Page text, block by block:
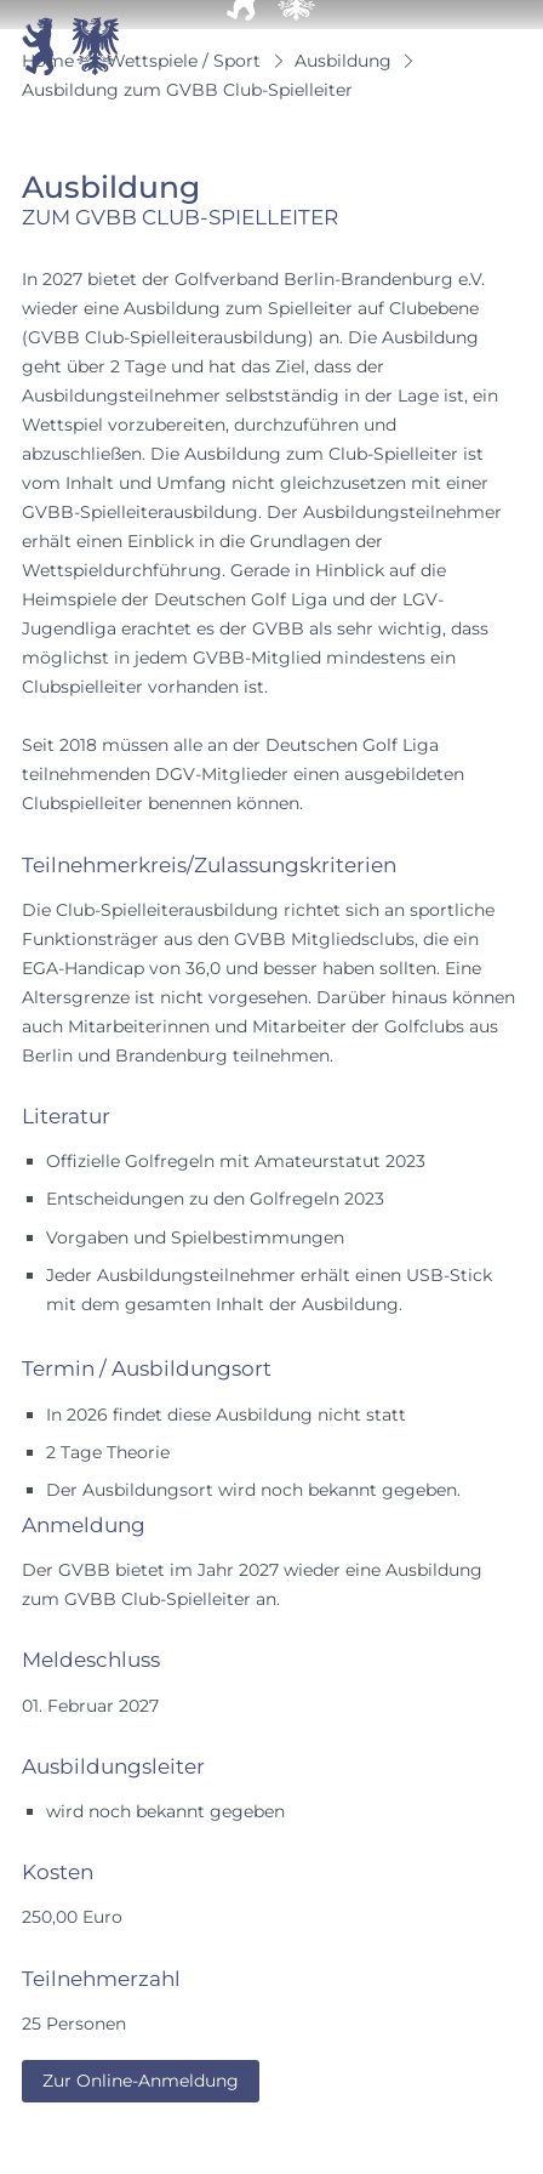
Home Wettspiele / Sport
Ausbildung
Ausbildung zum GVBB Club-Spielleiter
Ausbildung
ZUM GVBB CLUB-SPIELLEITER
In 2027 bietet der Golfverband Berlin-Brandenburg e.V.
wieder eine Ausbildung zum Spielleiter auf Clubebene
(GVBB Club-Spielleiterausbildung) an. Die Ausbildung
geht über 2 Tage und hat das Ziel, dass der
Ausbildungsteilnehmer selbstständig in der Lage ist, ein
Wettspiel vorzubereiten, durchzuführen und
abzuschließen. Die Ausbildung zum Club-Spielleiter ist
vom Inhalt und Umfang nicht gleichzusetzen mit einer
GVBB-Spielleiterausbildung. Der Ausbildungsteilnehmer
erhält einen Einblick in die Grundlagen der
Wettspieldurchführung. Gerade in Hinblick auf die
Heimspiele der Deutschen Golf Liga und der LGV-
Jugendliga erachtet es der GVBB als sehr wichtig, dass
möglichst in jedem GVBB-Mitglied mindestens ein
Clubspielleiter vorhanden ist.
Seit 2018 müssen alle an der Deutschen Golf Liga
teilnehmenden DGV-Mitglieder einen ausgebildeten
Clubspielleiter benennen können.
Teilnehmerkreis/Zulassungskriterien
Die Club-Spielleiterausbildung richtet sich an sportliche
Funktionsträger aus den GVBB Mitgliedsclubs, die ein
EGA-Handicap von 36,0 und besser haben sollten. Eine
Altersgrenze ist nicht vorgesehen. Darüber hinaus können
auch Mitarbeiterinnen und Mitarbeiter der Golfclubs aus
Berlin und Brandenburg teilnehmen.
Literatur
Offizielle Golfregeln mit Amateurstatut 2023
Entscheidungen zu den Golfregeln 2023
Vorgaben und Spielbestimmungen
Jeder Ausbildungsteilnehmer erhält einen USB-Stick
mit dem gesamten Inhalt der Ausbildung.
Termin / Ausbildungsort
In 2026 findet diese Ausbildung nicht statt
2 Tage Theorie
Der Ausbildungsort wird noch bekannt gegeben.
Anmeldung
Der GVBB bietet im Jahr 2027 wieder eine Ausbildung
zum GVBB Club-Spielleiter an.
Meldeschluss
01. Februar 2027
Ausbildungsleiter
wird noch bekannt gegeben
Kosten
250,00 Euro
Teilnehmerzahl
25 Personen
Zur Online-Anmeldung